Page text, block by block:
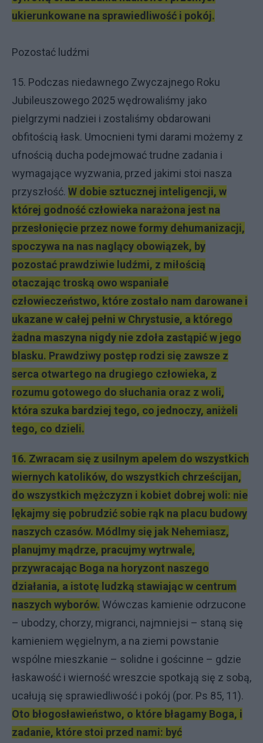
ukierunkowane na sprawiedliwość i pokój.
Pozostać ludźmi
15. Podczas niedawnego Zwyczajnego Roku
Jubileuszowego 2025 wędrowaliśmy jako
pielgrzymi nadziei i zostaliśmy obdarowani
obfitością łask. Umocnieni tymi darami możemy z
ufnością ducha podejmować trudne zadania i
wymagające wyzwania, przed jakimi stoi nasza
przyszłość. W dobie sztucznej inteligencji, w
której godność człowieka narażona jest na
przesłonięcie przez nowe formy dehumanizacji,
spoczywa na nas naglący obowiązek, by
pozostać prawdziwie ludźmi, z miłością
otaczając troską owo wspaniałe
człowieczeństwo, które zostało nam darowane i
ukazane w całej pełni w Chrystusie, a którego
żadna maszyna nigdy nie zdoła zastąpić w jego
blasku. Prawdziwy postęp rodzi się zawsze z
serca otwartego na drugiego człowieka, z
rozumu gotowego do słuchania oraz z woli,
która szuka bardziej tego, co jednoczy, aniżeli
tego, co dzieli.
16. Zwracam się z usilnym apelem do wszystkich
wiernych katolików, do wszystkich chrześcijan,
do wszystkich mężczyzn i kobiet dobrej woli: nie
lękajmy się pobrudzić sobie rąk na placu budowy
naszych czasów. Módlmy się jak Nehemiasz,
planujmy mądrze, pracujmy wytrwale,
przywracając Boga na horyzont naszego
działania, a istotę ludzką stawiając w centrum
naszych wyborów. Wówczas kamienie odrzucone
– ubodzy, chorzy, migranci, najmniejsi – staną się
kamieniem węgielnym, a na ziemi powstanie
wspólne mieszkanie – solidne i gościnne – gdzie
łaskawość i wierność wreszcie spotkają się z sobą,
ucałują się sprawiedliwość i pokój (por. Ps 85, 11).
Oto błogosławieństwo, o które błagamy Boga, i
zadanie, które stoi przed nami: być